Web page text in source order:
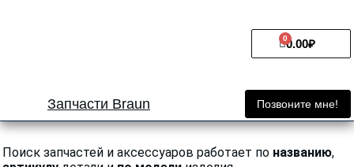
0.00₽
0
Cart
Запчасти Braun Позвоните мне!
Поиск запчастей и аксессуаров работает по названию,